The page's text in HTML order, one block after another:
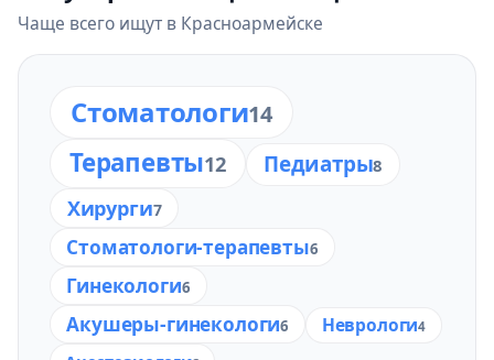
Чаще всего ищут в Красноармейске
Стоматологи14
Терапевты12 Педиатры8
Хирурги7
Стоматологи-терапевты6
Гинекологи6
Акушеры-гинекологи6 Неврологи4